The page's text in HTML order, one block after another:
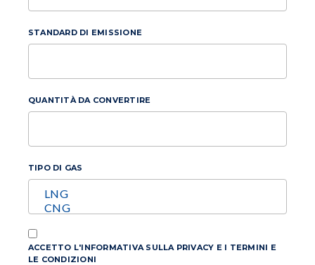
STANDARD DI EMISSIONE
QUANTITÀ DA CONVERTIRE
TIPO DI GAS
ACCETTO L'INFORMATIVA SULLA PRIVACY E I TERMINI E
LE CONDIZIONI